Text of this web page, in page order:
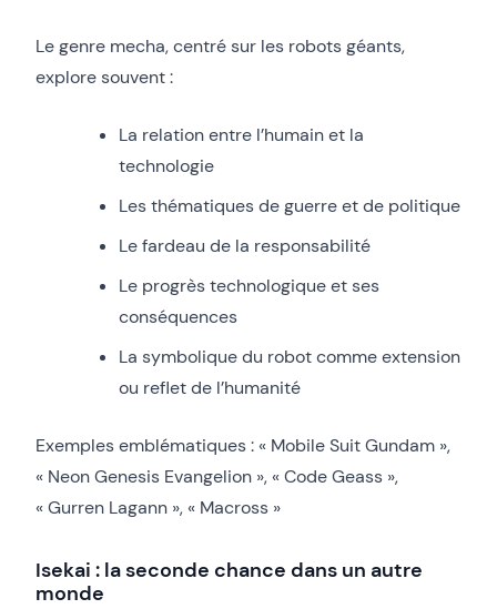
Le genre mecha, centré sur les robots géants,
explore souvent :
La relation entre l’humain et la
technologie
Les thématiques de guerre et de politique
Le fardeau de la responsabilité
Le progrès technologique et ses
conséquences
La symbolique du robot comme extension
ou reflet de l’humanité
Exemples emblématiques : « Mobile Suit Gundam »,
« Neon Genesis Evangelion », « Code Geass »,
« Gurren Lagann », « Macross »
Isekai : la seconde chance dans un autre
monde